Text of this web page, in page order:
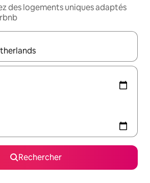
des logements uniques adaptés
s'affichent, utilisez les flèches vers le
Rechercher